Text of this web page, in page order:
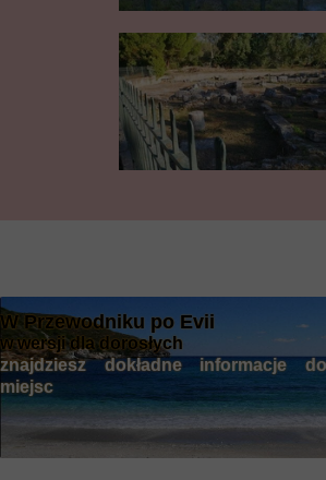
W Przewodniku po Evii
w wersji dla dorosłych
znajdziesz dokładne informacje
miejsc